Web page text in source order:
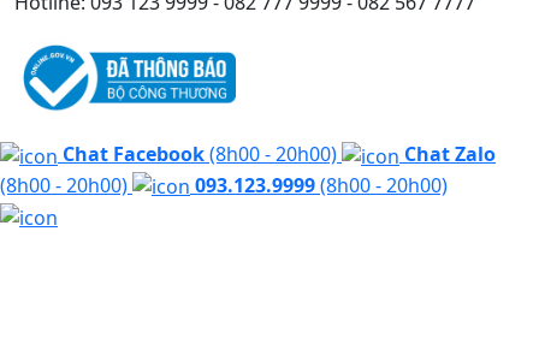
Chat Facebook(8h00 - 20h00)
Chat Zalo
(8h00 - 20h00)
093.123.9999(8h00 - 20h00)